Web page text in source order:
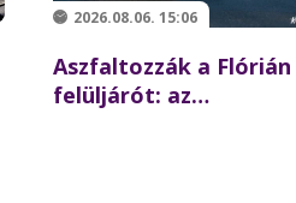
2026.08.06. 15:06
Aszfaltozzák a
felüljárót: az